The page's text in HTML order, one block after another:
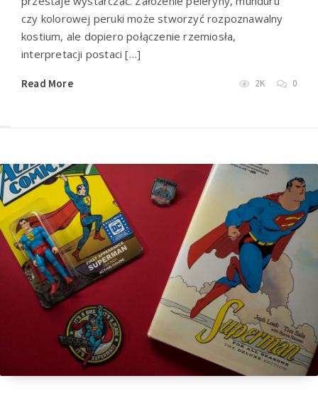
czy kolorowej peruki może stworzyć rozpoznawalny
kostium, ale dopiero połączenie rzemiosła,
interpretacji postaci […]
Read More 2K 0